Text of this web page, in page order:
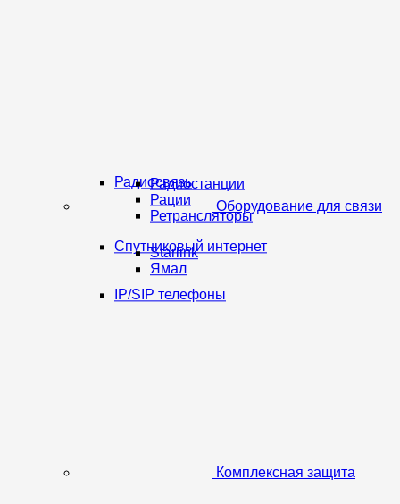
Оборудование для связи
Радиосвязь
Радиостанции
Рации
Ретрансляторы
Спутниковый интернет
Starlink
Ямал
IP/SIP телефоны
Комплексная защита